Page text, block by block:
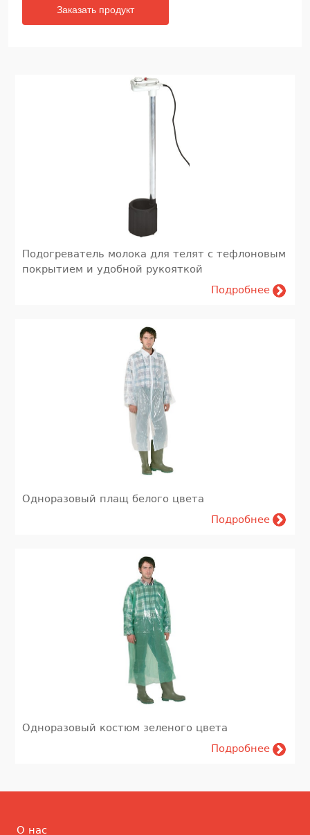
Заказать продукт
Подогреватель молока для телят с тефлоновым
покрытием и удобной рукояткой
Подробнее
Одноразовый плащ белого цвета
Подробнее
Одноразовый костюм зеленого цвета
Подробнее
О нас